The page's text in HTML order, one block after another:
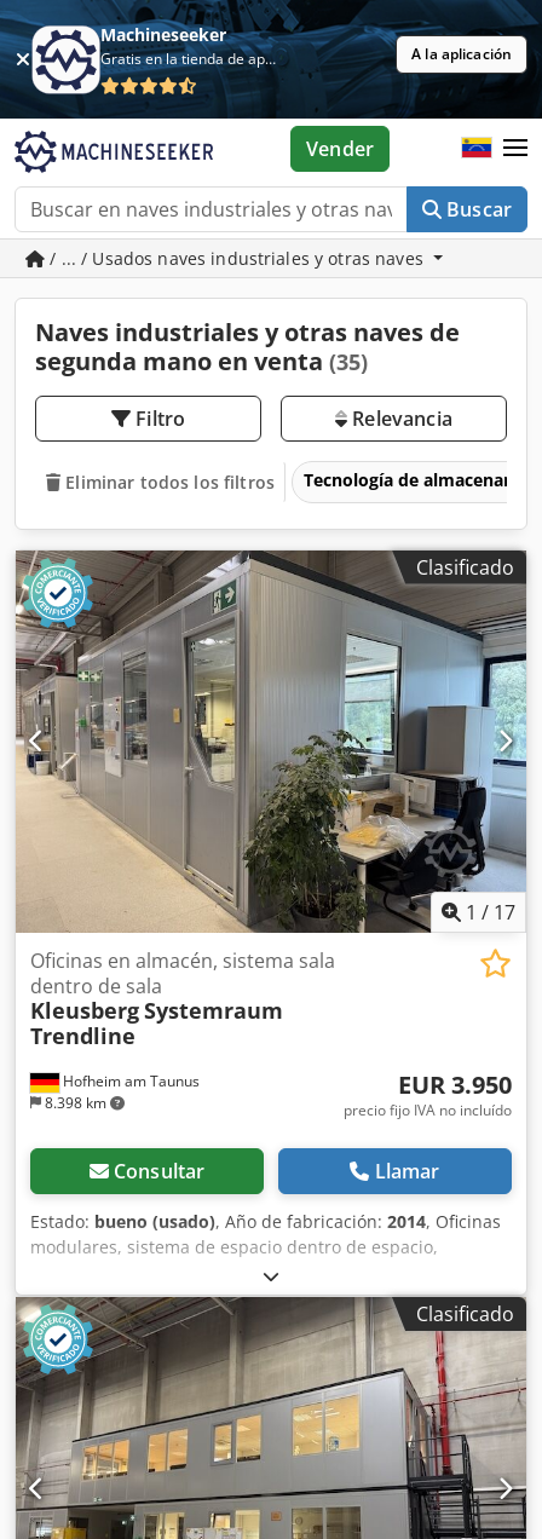
Machineseeker
Gratis en la tienda de aplicaciones A la aplicación
Buscar
Vender
/ ... / Usados naves industriales y otras naves
Naves industriales y otras naves de
segunda mano en venta (35)
Filtro Relevancia
Eliminar todos los filtros Tecnología de
Clasificado
1 / 17
Hofheim am Taunus
8.398 km
Oficinas en almacén, sistema sala
dentro de sala
KleusbergSystemraum
Trendline
EUR 3.950
precio fijo IVA no incluído
Consultar Llamar
Estado: bueno (usado), Año de fabricación: 2014, Oficinas
modulares, sistema de espacio dentro de espacio,
aproximadamente 26 m² – usadas: Precio en el lugar de
almacenamiento: 3.950 € (neto), desmontadas, embaladas
y listas para ser cargadas. Posición 2: Fabricante:
Kleusberg Tipo: Sistema modular Trendline Año de
fabricación: desconocido, probablemente 2014 Techo
accesible con carga máxima de 100 kg Ancho del módulo:
aproximadamente 1,03 m Longitud: aproximadamente 6,31
m (6 módulos) Profundidad: aproximadamente 4,24 m (4
módulos) Altura en la planta baja: aproximadamente 2,96
m Djdezqz A Eepfx Acqekr 1 puerta Todas las oficinas
están cerradas en tres lados y, por lo tanto, están
Clasificado